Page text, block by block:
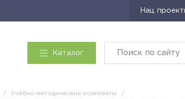
Нац
Каталог
/ Учебно-методические комплекты
/